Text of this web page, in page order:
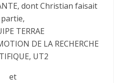
dont Christian faisait
partie,
TERRAE
DE LA RECHERCHE
UT2
et